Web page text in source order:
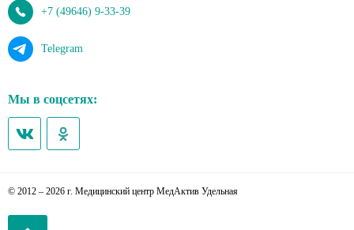
+7 (49646) 9-33-39
Telegram
Мы в соцсетях:
© 2012 – 2026 г. Медицинский центр МедАктив Удельная